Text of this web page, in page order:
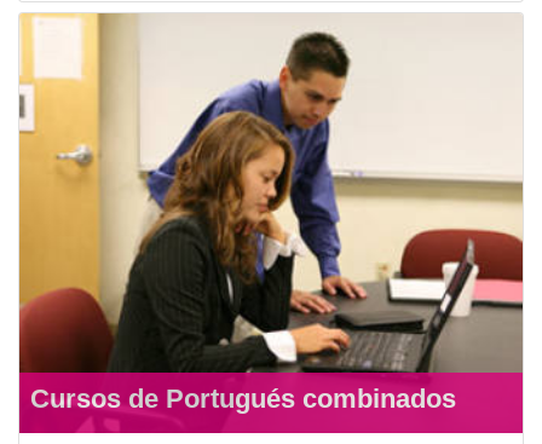
Cursos de Portugués combinados